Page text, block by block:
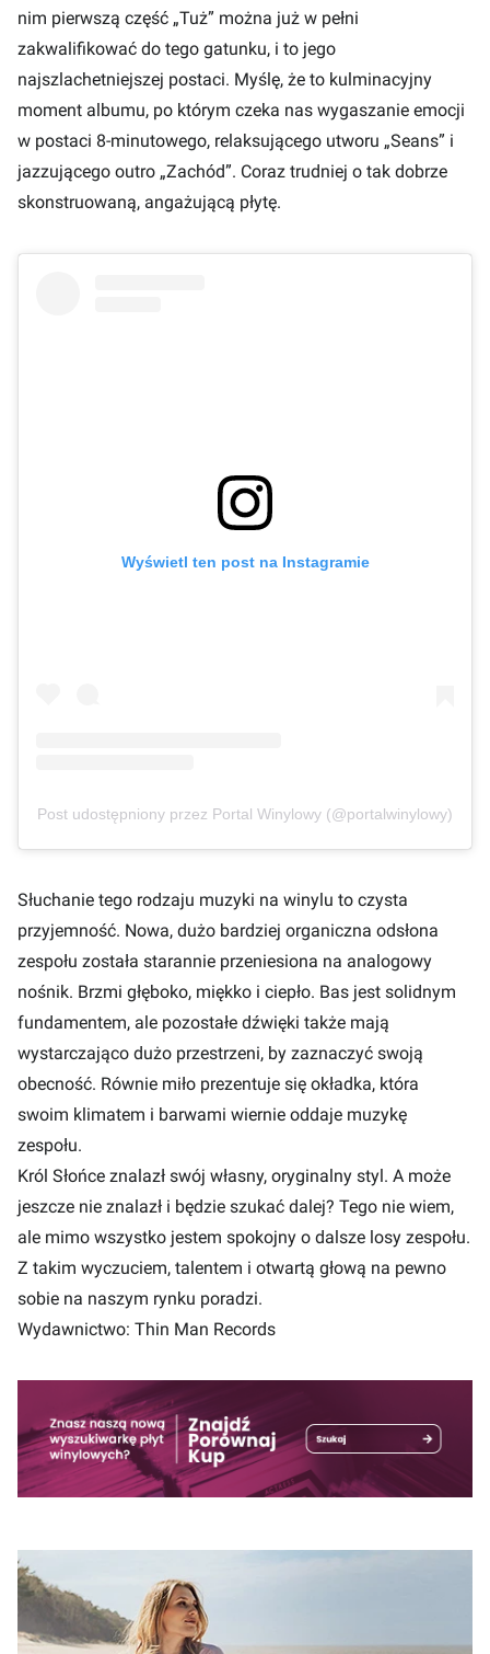
nim pierwszą część „Tuż” można już w pełni
zakwalifikować do tego gatunku, i to jego
najszlachetniejszej postaci. Myślę, że to kulminacyjny
moment albumu, po którym czeka nas wygaszanie emocji
w postaci 8-minutowego, relaksującego utworu „Seans” i
jazzującego outro „Zachód”. Coraz trudniej o tak dobrze
skonstruowaną, angażującą płytę.
Wyświetl ten post na Instagramie
Post udostępniony przez Portal Winylowy (@portalwinylowy)
Słuchanie tego rodzaju muzyki na winylu to czysta
przyjemność. Nowa, dużo bardziej organiczna odsłona
zespołu została starannie przeniesiona na analogowy
nośnik. Brzmi głęboko, miękko i ciepło. Bas jest solidnym
fundamentem, ale pozostałe dźwięki także mają
wystarczająco dużo przestrzeni, by zaznaczyć swoją
obecność. Równie miło prezentuje się okładka, która
swoim klimatem i barwami wiernie oddaje muzykę
zespołu.
Król Słońce znalazł swój własny, oryginalny styl. A może
jeszcze nie znalazł i będzie szukać dalej? Tego nie wiem,
ale mimo wszystko jestem spokojny o dalsze losy zespołu.
Z takim wyczuciem, talentem i otwartą głową na pewno
sobie na naszym rynku poradzi.
Wydawnictwo: Thin Man Records